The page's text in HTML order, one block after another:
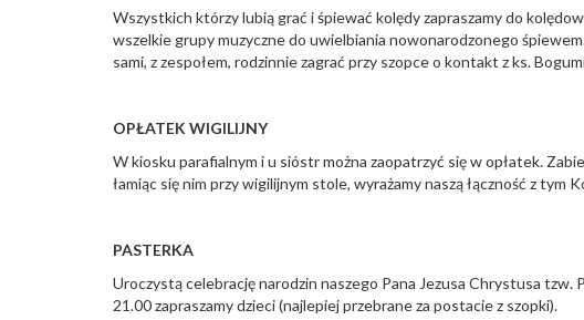
Wszystkich którzy lubią grać i śpiewać kolędy zapraszamy do
wszelkie grupy muzyczne do uwielbiania nowonarodzonego
sami, z zespołem, rodzinnie zagrać przy szopce o kontakt z ks.
OPŁATEK WIGILIJNY
W kiosku parafialnym i u sióstr można zaopatrzyć się w opłatek.
łamiąc się nim przy wigilijnym stole, wyrażamy naszą łączność z tym
PASTERKA
Uroczystą celebrację narodzin naszego Pana Jezusa Chrystusa tzw.
21.00 zapraszamy dzieci (najlepiej przebrane za postacie z szopki).